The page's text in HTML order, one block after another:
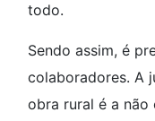
todo.
Sendo assim, é
colaboradores. A
obra rural é a não